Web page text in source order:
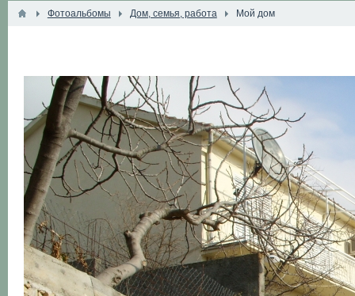
Фотоальбомы Дом, семья, работа Мой дом